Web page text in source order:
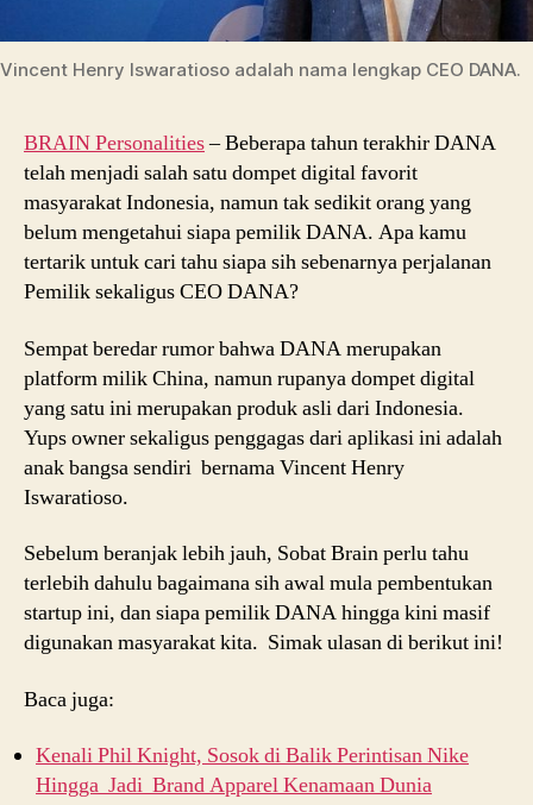
Vincent Henry Iswaratioso adalah nama lengkap CEO DANA.
BRAIN Personalities– Beberapa tahun terakhir DANA
telah menjadi salah satu dompet digital favorit
masyarakat Indonesia, namun tak sedikit orang yang
belum mengetahui siapa pemilik DANA. Apa kamu
tertarik untuk cari tahu siapa sih sebenarnya perjalanan
Pemilik sekaligus CEO DANA?
Sempat beredar rumor bahwa DANA merupakan
platform milik China, namun rupanya dompet digital
yang satu ini merupakan produk asli dari Indonesia.
Yups owner sekaligus penggagas dari aplikasi ini adalah
anak bangsa sendiri bernama Vincent Henry
Iswaratioso.
Sebelum beranjak lebih jauh, Sobat Brain perlu tahu
terlebih dahulu bagaimana sih awal mula pembentukan
startup ini, dan siapa pemilik DANA hingga kini masif
digunakan masyarakat kita. Simak ulasan di berikut ini!
Baca juga:
Kenali Phil Knight, Sosok di Balik Perintisan Nike
Hingga Jadi Brand Apparel Kenamaan Dunia